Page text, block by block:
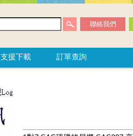
聯絡我們
支援下載 訂單查詢